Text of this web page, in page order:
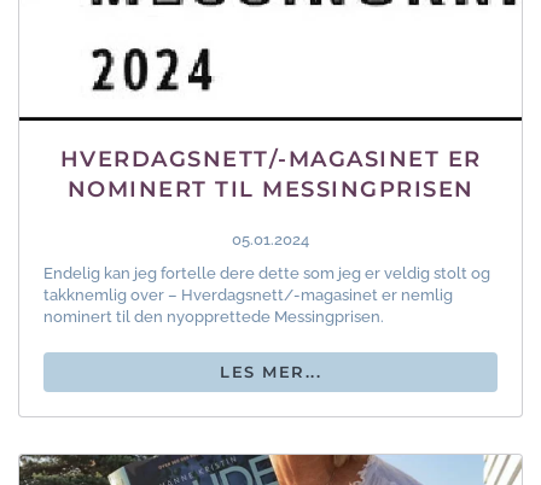
HVERDAGSNETT/-MAGASINET ER
NOMINERT TIL MESSINGPRISEN
05.01.2024
Endelig kan jeg fortelle dere dette som jeg er veldig stolt og
takknemlig over – Hverdagsnett/-magasinet er nemlig
nominert til den nyopprettede Messingprisen.
LES MER...